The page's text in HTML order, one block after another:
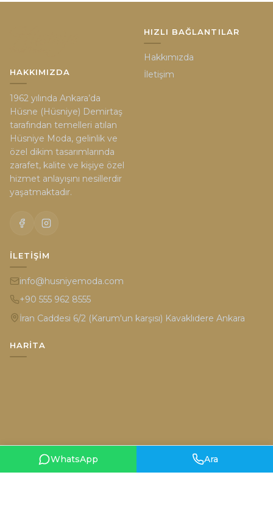
HAKKIMIZDA
1962 yılında Ankara’da
Hüsne (Hüsniye) Demirtaş
tarafından temelleri atılan
Hüsniye Moda, gelinlik ve
özel dikim tasarımlarında
zarafet, kalite ve kişiye özel
hizmet anlayışını nesillerdir
yaşatmaktadır.
HIZLI BAĞLANTILAR
Hakkımızda
İletişim
İLETIŞIM
info@husniyemoda.com
+90 555 962 8555
İran Caddesi 6/2 (Karum'un karşısı) Kavaklıdere Ankara
HARITA